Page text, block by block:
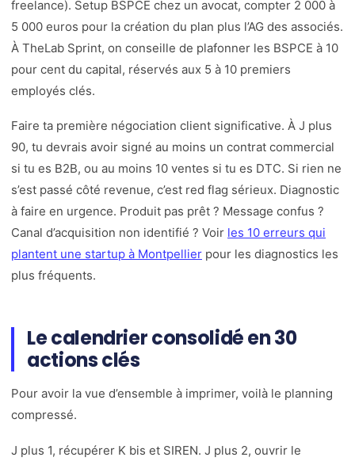
freelance). Setup BSPCE chez un avocat, compter 2 000 à
5 000 euros pour la création du plan plus l’AG des associés.
À TheLab Sprint, on conseille de plafonner les BSPCE à 10
pour cent du capital, réservés aux 5 à 10 premiers
employés clés.
Faire ta première négociation client significative. À J plus
90, tu devrais avoir signé au moins un contrat commercial
si tu es B2B, ou au moins 10 ventes si tu es DTC. Si rien ne
s’est passé côté revenue, c’est red flag sérieux. Diagnostic
à faire en urgence. Produit pas prêt ? Message confus ?
Canal d’acquisition non identifié ? Voir les 10 erreurs qui
plantent une startup à Montpellier pour les diagnostics les
plus fréquents.
Le calendrier consolidé en 30
actions clés
Pour avoir la vue d’ensemble à imprimer, voilà le planning
compressé.
J plus 1, récupérer K bis et SIREN. J plus 2, ouvrir le